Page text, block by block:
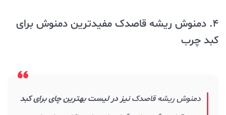
4. دمنوش ریشه قاصدک مفیدترین دمنوش برای
کبد چرب
دمنوش ریشه قاصدکنیز در لیست بهترین چای برای کبد